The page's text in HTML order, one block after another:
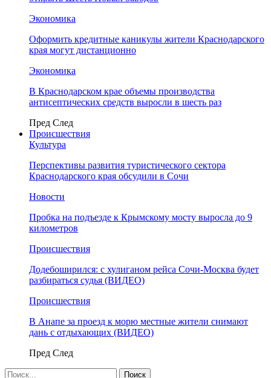
Экономика
Оформить кредитные каникулы жители Краснодарского
края могут дистанционно
Экономика
В Краснодарском крае объемы производства
антисептических средств выросли в шесть раз
Пред След
Происшествия
Культура
Перспективы развития туристического сектора
Краснодарского края обсудили в Сочи
Новости
Пробка на подъезде к Крымскому мосту выросла до 9
километров
Происшествия
Додебоширился: с хулиганом рейса Сочи-Москва будет
разбираться судья (ВИДЕО)
Происшествия
В Анапе за проезд к морю местные жители снимают
дань с отдыхающих (ВИДЕО)
Пред След